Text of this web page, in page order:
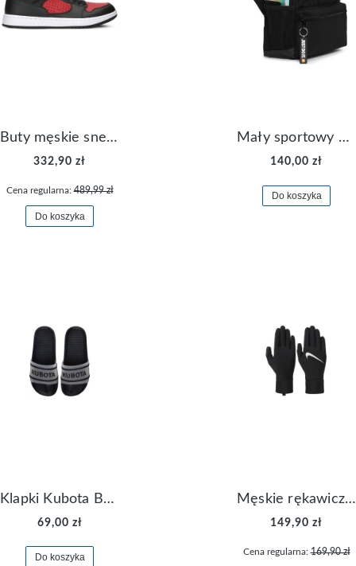
Buty męskie sneakersy Jordan Access AR3762-006
332,90 zł
Cena regularna:489,99 zł
Do koszyka
Mały sportowy plecak plecaczek Nike Brasilia JDI DR6091-017
140,00 zł
Do koszyka
Klapki Kubota Basenowe Gel Czarne
69,00 zł
Do koszyka
Męskie rękawiczki Nike Dri-FIT Lightweight Gloves N.RG.M0.082
149,90 zł
Cena regularna:169,90 zł